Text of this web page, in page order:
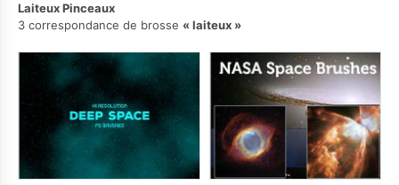
Laiteux Pinceaux
3 correspondance de brosse
laiteux